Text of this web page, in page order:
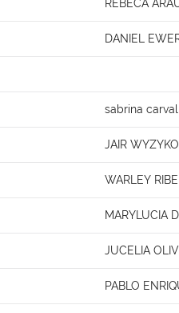
REBECA
DANIEL
sabrina
JAIR
WARLEY
MARYLUCIA
JUCELIA
PABLO